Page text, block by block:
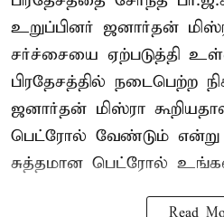
உறுப்பினர் ஜனார்தன்
சர்ச்சையை ஏற்படுத்தி
பிரதேசத்தில் நடைபெற்ற
ஜனார்தன் மிஸ்ரா
பெட்ரோல் வேண்டும் என்று
சுத்தமான பெட்ரோல்
Read